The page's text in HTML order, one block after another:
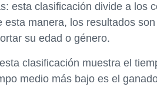
esta clasificación divide a los
esta manera, los resultados
su edad o género.
clasificación muestra el
medio más bajo es el